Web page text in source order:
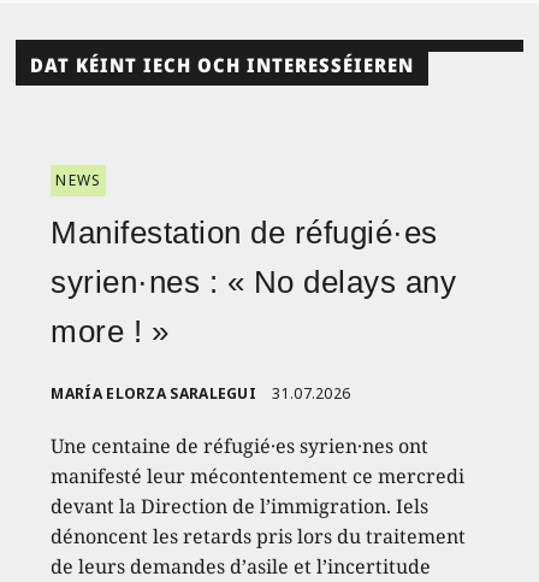
DAT KÉINT IECH OCH INTERESSÉIEREN
NEWS
Manifestation de réfugié·es
syrien·nes : « No delays any
more ! »
MARÍA ELORZA SARALEGUI 31.07.2026
Une centaine de réfugié·es syrien·nes ont
manifesté leur mécontentement ce mercredi
devant la Direction de l’immigration. Iels
dénoncent les retards pris lors du traitement
de leurs demandes d’asile et l’incertitude